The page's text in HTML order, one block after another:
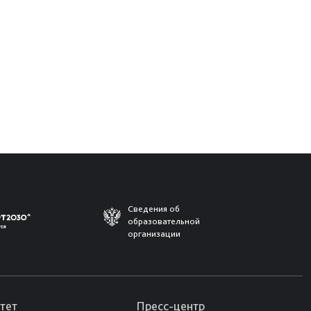
Сведения об
образовательной
организации
Пресс-центр